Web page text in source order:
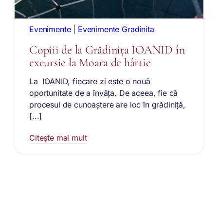
Evenimente| Evenimente Gradinita
Copiii de la Grădinița IOANID în
excursie la Moara de hârtie
La IOANID, fiecare zi este o nouă
oportunitate de a învăța. De aceea, fie că
procesul de cunoaștere are loc în grădiniță,
[...]
Citește mai mult